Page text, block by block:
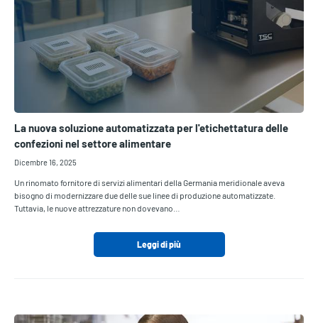
La nuova soluzione automatizzata per l'etichettatura delle
confezioni nel settore alimentare
Dicembre 16, 2025
Un rinomato fornitore di servizi alimentari della Germania meridionale aveva
bisogno di modernizzare due delle sue linee di produzione automatizzate.
Tuttavia, le nuove attrezzature non dovevano…
Leggi di più